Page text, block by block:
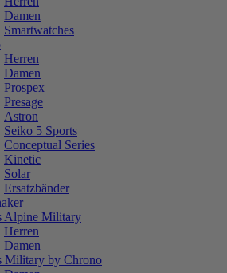
Damen
Smartwatches
Herren
Damen
Prospex
Presage
Astron
Seiko 5 Sports
Conceptual Series
Kinetic
Solar
Ersatzbänder
Alpine Military
Herren
Damen
Military by Chrono